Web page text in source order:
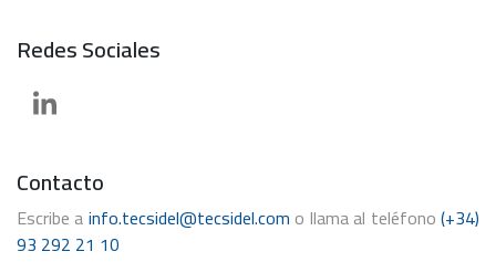
Redes Sociales
Contacto
Escribe ainfo.tecsidel@tecsidel.com o llama al teléfono(+34)
93 292 21 10